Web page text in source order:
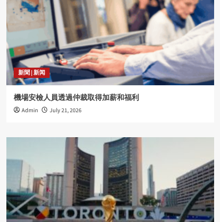
新聞 | 新闻
機場安檢人員透過仲裁取得加薪和福利
Admin July 21, 2026